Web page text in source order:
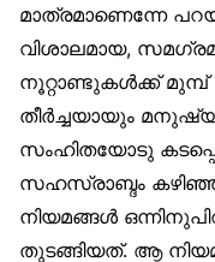
മാത്രമാണെന്നേ
വിശാലമായ,
നൂറ്റാണ്ടുകൾക്ക് മുമ്പ്
തീർച്ചയായും
സംഹിതയോടു
സഹസ്രാബ്ദം
നിയമങ്ങൾ
തുടങ്ങിയത്. ആ